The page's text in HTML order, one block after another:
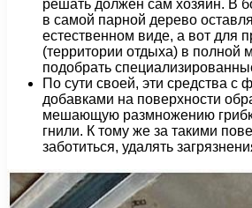
решать должен сам хозяин. В
в самой парной дерево
естественном виде, а вот для
(территории отдыха) в полной
подобрать
По сути своей, эти средства с
добавками на поверхности
мешающую размножению
гнили. К тому же за такими
заботиться, удалять